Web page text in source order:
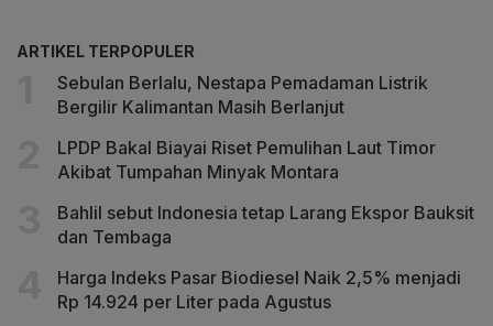
ARTIKEL TERPOPULER
Sebulan Berlalu, Nestapa Pemadaman Listrik
Bergilir Kalimantan Masih Berlanjut
LPDP Bakal Biayai Riset Pemulihan Laut Timor
Akibat Tumpahan Minyak Montara
Bahlil sebut Indonesia tetap Larang Ekspor Bauksit
dan Tembaga
Harga Indeks Pasar Biodiesel Naik 2,5% menjadi
Rp 14.924 per Liter pada Agustus